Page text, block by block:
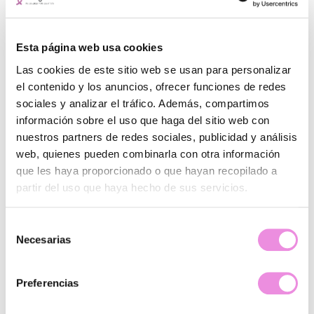
Esta página web usa cookies
Las cookies de este sitio web se usan para personalizar
el contenido y los anuncios, ofrecer funciones de redes
sociales y analizar el tráfico. Además, compartimos
información sobre el uso que haga del sitio web con
nuestros partners de redes sociales, publicidad y análisis
web, quienes pueden combinarla con otra información
que les haya proporcionado o que hayan recopilado a
partir del uso que haya hecho de sus servicios.
Necesarias
Preferencias
estado de ánimo de los niños: un
desafío a enfrentar.
Como has leído, el otoño, con su llegada de días más
cortos y temperaturas más bajas, no solo marca un
cambio en el paisaje, sino también en nuestro estado de
ánimo. Y si esto ocurre en los adultos, ¿qué podemos decir
de los niños? Sus mentes más sensibles y sus cuerpos en
desarrollo son especialmente vulnerables a las
fluctuaciones estacionales.
¿Por qué el otoño afecta al estado de
ánimo de los niños?
La disminución de la luz solar durante el otoño tiene un
impacto directo en nuestro reloj biológico, también en el